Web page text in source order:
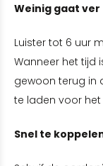
Weinig gaat ver
Luister tot 6 uur
Wanneer het tijd
gewoon terug
te laden voor
Snel te